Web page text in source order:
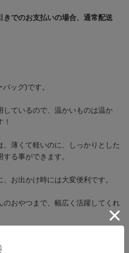
きでのお支払いの場合、通常配送
ッグ)です。
ているので、温かいものは温か
薄くて軽いのに、しっかりとした
る事ができます。
お出かけ時には大変便利です。
おやつまで、幅広く活躍してくれ